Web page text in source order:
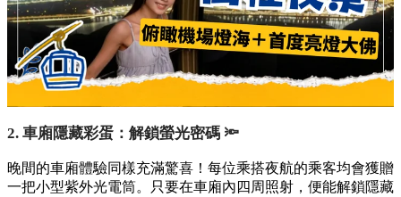
2. 車廂隱藏彩蛋：解鎖螢光密碼 🔦
晚間的車廂體驗同樣充滿驚喜！每位乘搭夜航的乘客均會獲贈
一把小型紫外光電筒。只要在車廂內四周照射，便能解鎖隱藏